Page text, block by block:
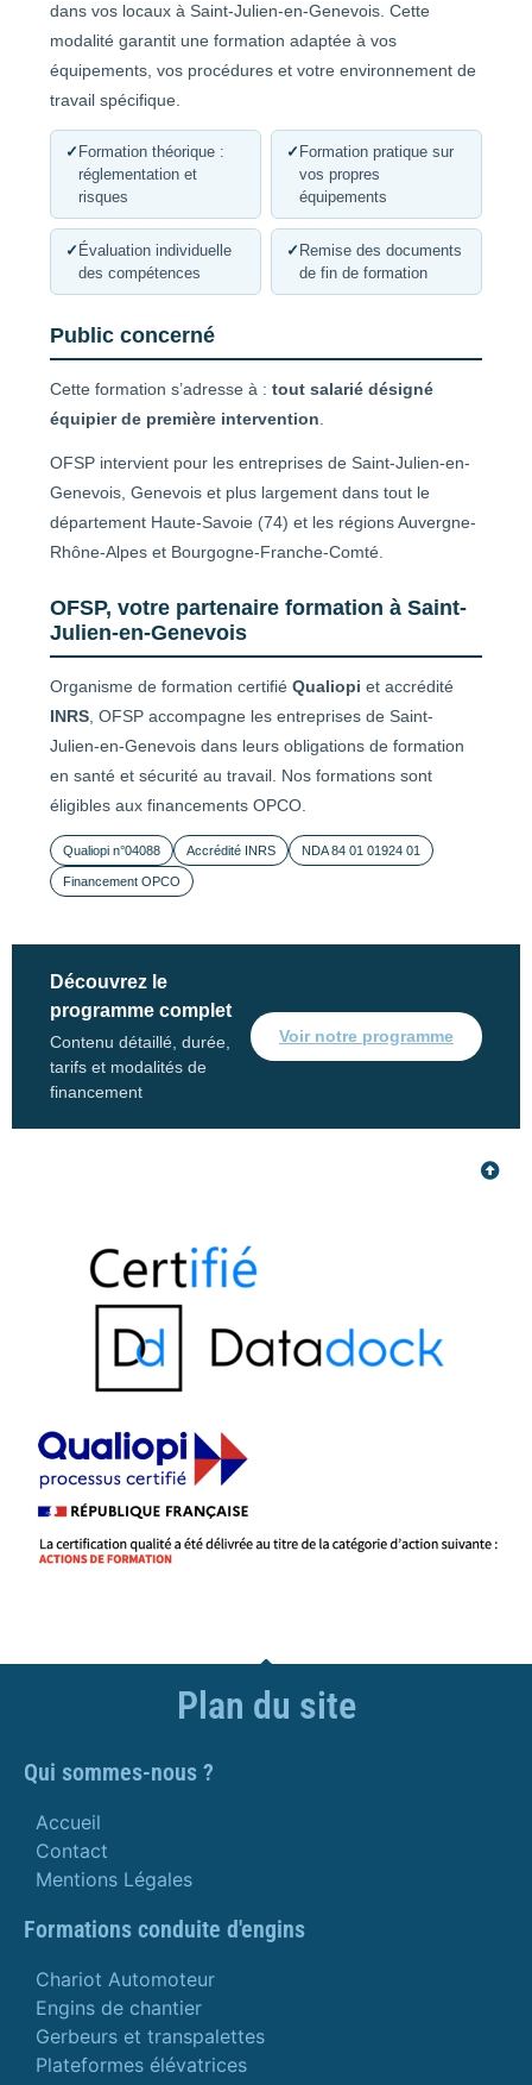
dans vos locaux à Saint-Julien-en-Genevois. Cette
modalité garantit une formation adaptée à vos
équipements, vos procédures et votre environnement de
travail spécifique.
✓ Formation théorique :
réglementation et
risques
✓ Formation pratique sur
vos propres
équipements
✓ Évaluation individuelle
des compétences
✓ Remise des documents
de fin de formation
Public concerné
Cette formation s’adresse à : tout salarié désigné
équipier de première intervention
OFSP intervient pour les entreprises de Saint-Julien-en-
Genevois, Genevois et plus largement dans tout le
département Haute-Savoie (74) et les régions Auvergne-
Rhône-Alpes et Bourgogne-Franche-Comté.
OFSP, votre partenaire formation à Saint-
Julien-en-Genevois
Organisme de formation certifié Qualiopi et accrédité
INRS , OFSP accompagne les entreprises de Saint-
Julien-en-Genevois dans leurs obligations de formation
en santé et sécurité au travail. Nos formations sont
éligibles aux financements OPCO.
Qualiopi n°04088 Accrédité INRS NDA 84 01 01924 01
Financement OPCO
Découvrez le
programme complet
Contenu détaillé, durée,
tarifs et modalités de
financement
Voir notre programme
Plan du site
Qui sommes-nous ?
Accueil
Contact
Mentions Légales
Formations conduite d'engins
Chariot Automoteur
Engins de chantier
Gerbeurs et transpalettes
Plateformes élévatrices